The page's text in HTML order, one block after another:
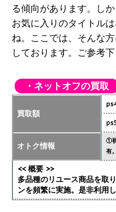
る傾向があります。し
お気に入りのタイトル
ね。ここでは、そんな
しております。ご参考下
・ネットオフの買取
買取額
オトク情報
①
有
<< 概要 >>
多品種のリユース商品を取
ンを頻繁に実施。是非利用